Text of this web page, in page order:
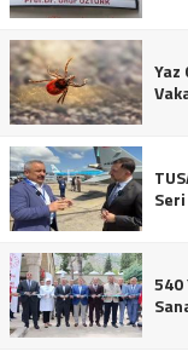
Yaz
540